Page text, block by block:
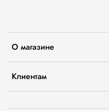
О магазине
Клиентам